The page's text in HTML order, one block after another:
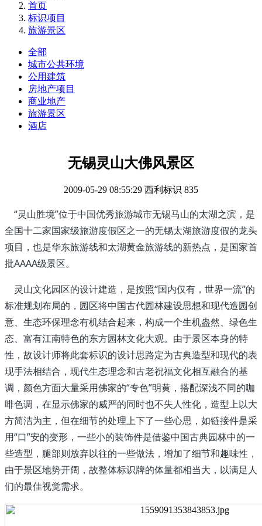
首页
标识项目
旅游景区
全部
城市公共环境
公用建筑
房地产项目
商业地产
旅游景区
酒店
无锡灵山大佛风景区
2009-05-29 08:55:29 西利标识 835
“灵山胜境”位于中国优秀旅游城市无锡马山的太湖之滨，是
全国十二家国家级旅游度假区之一的无锡太湖旅游度假的龙头
项目，也是华东旅游线和太湖黄金旅游线的新热点，是国家首
批AAAA级景区。
灵山文化园区的设计建造，是按照“国内仅有，世界一流”的
标准规划布局的，园区将中国古代园林建设思想和现代造园创
意、生态环保理念有机结合起来，构成一个生机盎然、绿色生
态、富有江南特色的东方园林文化大观。由于景区本身的特
性，故设计师将此套标识的设计思路定为古典造型和现代的表
现手法相结合，现代生态理念和古老祝福文化相互融合的基
调，颜色方面大量采用佛家的“专色”明黄，搭配深浅不同的咖
啡色调，在显示佛家的威严的同时也不失人性化，造型上以大
方简洁为主，但在细节的处理上下了一些心思，如链接件是采
用“口”安的变形，一些小的装饰件是借鉴中国古典园林中的一
些造型，腿部则放弃以往的一些做法，增加了细节和趣味性，
由于景区地势开阔，故整体标识牌的体量都相当大，以满足人
们的最佳视觉需求。